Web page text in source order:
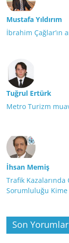
Mustafa Yıldırım
İbrahim Çağlar’ın
Tuğrul Ertürk
Metro Turizm
İhsan Memiş
Trafik
Sorumluluğu
Son Yorumlar